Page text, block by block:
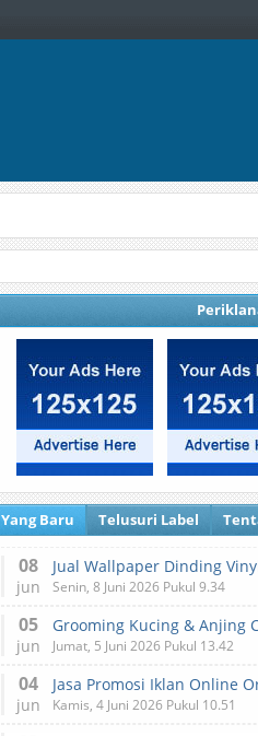
Yang Baru Telusuri Label
08
jun
Jual Wallpaper Dinding
Senin, 8 Juni 2026 Pukul 9.34
05
jun Jumat, 5 Juni 2026 Pukul 13.42
04
jun
Jasa Promosi Iklan Online
Kamis, 4 Juni 2026 Pukul 10.51